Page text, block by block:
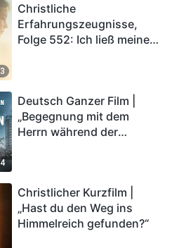
Christliche
Erfahrungszeugnisse,
Folge 552: Ich ließ meine
Deutsch Ganzer Film |
„Begegnung mit dem
Herrn während der
in das Königreich Gottes
eintreten?
Christlicher Kurzfilm |
„Hast du den Weg ins
Himmelreich gefunden?“